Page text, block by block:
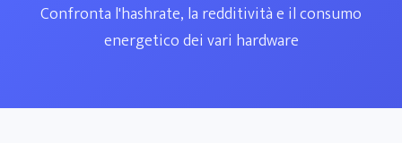
Confronta l'hashrate, la redditività e il consumo
energetico dei vari hardware